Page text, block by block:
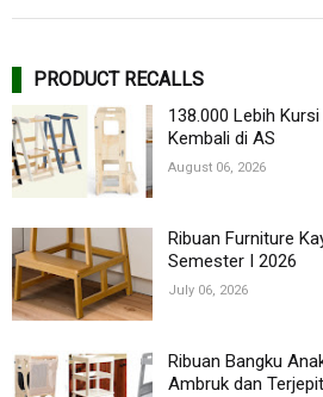
PRODUCT RECALLS
138.000 Lebih
Kembali di AS
August 06, 2026
Ribuan Furniture
Semester I 2026
July 06, 2026
Ribuan Bangku
Ambruk dan Terjepit